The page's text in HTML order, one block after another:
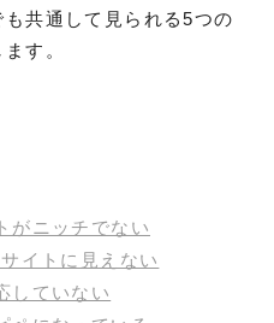
共通して見られる5つの
す。
がニッチでない
イトに見えない
していない